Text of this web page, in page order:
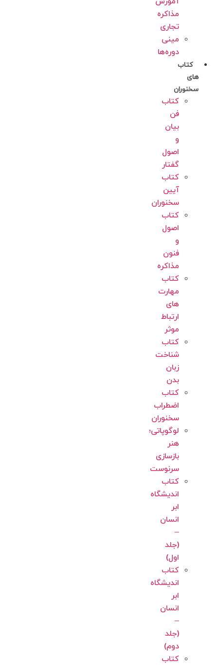
مذاکره
تجاری
مینی
دوره‌ها
کتاب
های
سخنوران
کتاب
فن
بیان
اصول
گفتار
کتاب
آیین
سخنوران
کتاب
اصول
فنون
مذاکره
کتاب
مهارت
های
ارتباط
موثر
کتاب
شناخت
زبان
بدن
کتاب
اضطراب
سخنوران
لوگوپاتی؛
هنر
بازسازی
سرنوست
کتاب
اندیشگاه
ابر
انسان
(جلد
اول)
کتاب
اندیشگاه
ابر
انسان
(جلد
دوم)
کتاب